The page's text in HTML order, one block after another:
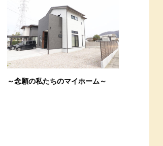
～念願の私たちのマイホーム～